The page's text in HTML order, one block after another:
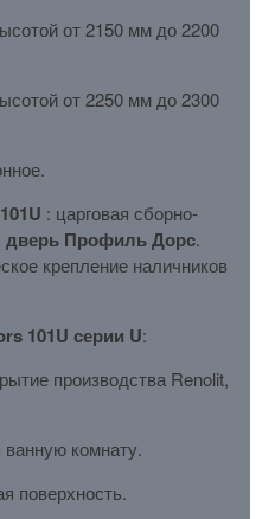
от 2150 мм до 2200
от 2250 мм до 2300
: царговая сборно-
дверь Профиль Дорс.
крепление наличников
101U серии U:
производства Renolit,
комнату.
поверхность.